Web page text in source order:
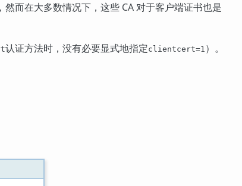
而在大多数情况下，这些 CA 对于客户端证书也是
认证方法时，没有必要显式地指定clientcert=1 ）。